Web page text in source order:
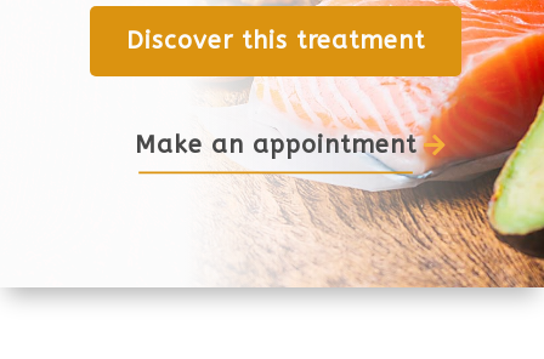
Discover this treatment
Make an appointment